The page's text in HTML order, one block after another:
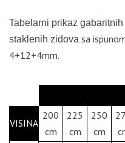
Tabelarni prikaz
staklenih zidova sa
4+12+4mm.
VISINA
200
cm
225
cm
250
cm